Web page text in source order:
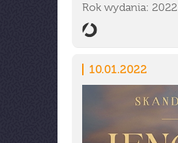
Rok wydania: 2022
10.01.2022